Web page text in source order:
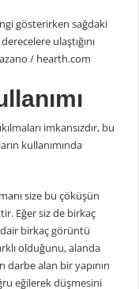
gösterirken sağdaki
ulaştığını
/ hearth.com
imkansızdır, bu
kullanımında
size bu çöküşün
Eğer siz de birkaç
dair birkaç görüntü
olduğunu, alanda
darbe alan bir yapının
eğilerek düşmesini